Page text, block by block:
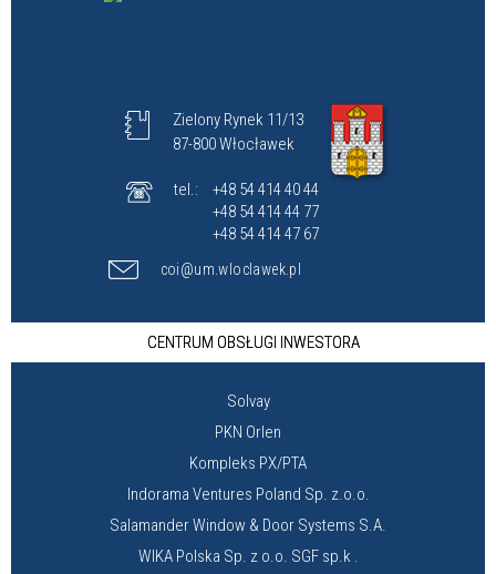
Zielony Rynek 11/13
87-800 Włocławek
tel.:
+48 54 414 40 44
+48 54 414 44 77
+48 54 414 47 67
coi@um.wloclawek.pl
CENTRUM OBSŁUGI INWESTORA
Solvay
PKN Orlen
Kompleks PX/PTA
Indorama Ventures Poland Sp. z.o.o.
Salamander Window & Door Systems S.A.
WIKA Polska Sp. z o.o. SGF sp.k .